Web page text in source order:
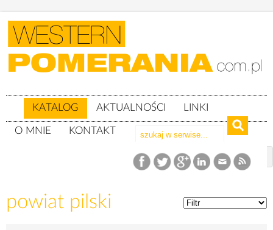
KATALOG AKTUALNOŚCI LINKI
O MNIE KONTAKT
Katalog woj. wielkopolskie
powiat pilski